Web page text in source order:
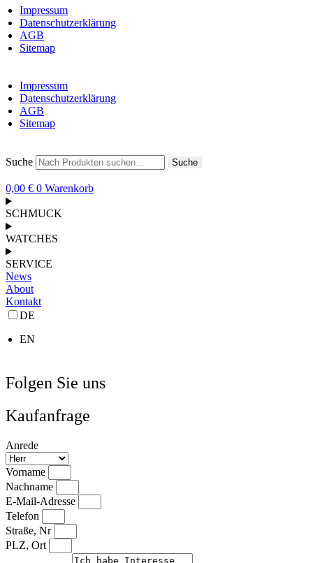
Impressum
Datenschutzerklärung
AGB
Sitemap
Impressum
Datenschutzerklärung
AGB
Sitemap
Suche Suche
0,00 € 0 Warenkorb
SCHMUCK
WATCHES
SERVICE
News
About
Kontakt
DE
EN
Folgen Sie uns
Kaufanfrage
Anrede
Vorname
Nachname
E-Mail-Adresse
Telefon
Straße, Nr
PLZ, Ort